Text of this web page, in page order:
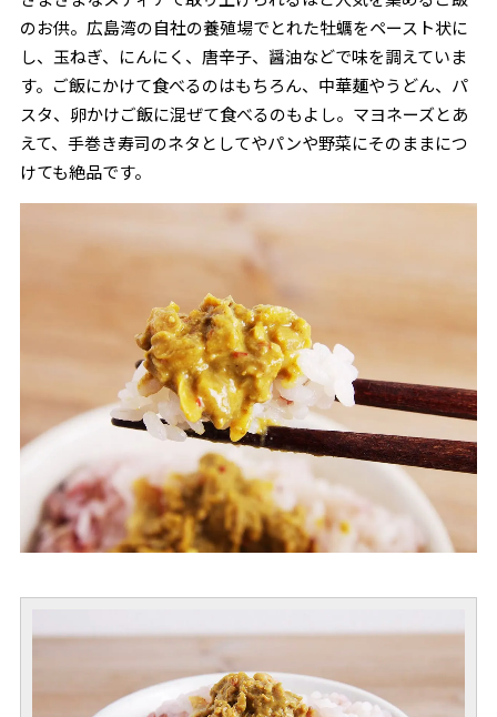
のお供。広島湾の自社の養殖場でとれた牡蠣をペースト状に
し、玉ねぎ、にんにく、唐辛子、醤油などで味を調えていま
す。ご飯にかけて食べるのはもちろん、中華麺やうどん、パ
スタ、卵かけご飯に混ぜて食べるのもよし。マヨネーズとあ
えて、手巻き寿司のネタとしてやパンや野菜にそのままにつ
けても絶品です。